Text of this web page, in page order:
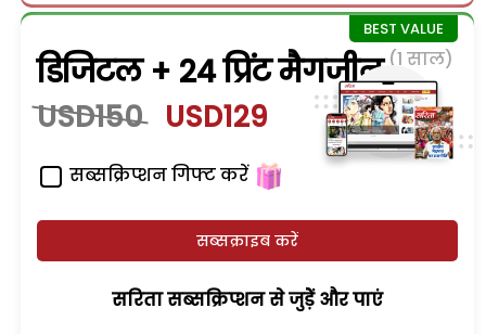
डिजिटल + 24 प्रिंट मैगजीन (1 साल)
USD150 USD129
सब्सक्रिप्शन गिफ्ट करें
सब्सक्राइब करें
सरिता सब्सक्रिप्शन से जुड़ेें और पाएं